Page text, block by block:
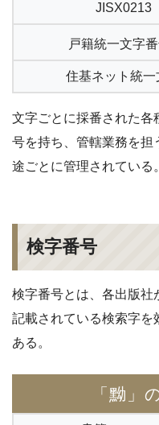
JISX0213
戸籍統一文字
住基ネット統一
文字ごとに採番された各
号を持ち、管轄業務を担
途ごとに管理されている。
検字番号
検字番号とは、各出版社
記載されている検索字を
ある。
「黝」